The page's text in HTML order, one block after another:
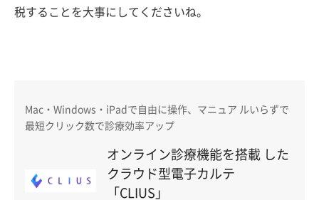
税することを大事にしてくださいね。
Mac・Windows・iPadで自由に操作、マニュア ルいらずで
最短クリック数で診療効率アップ
オンライン診療機能を搭載 した
クラウド型電子カルテ
「CLIUS」